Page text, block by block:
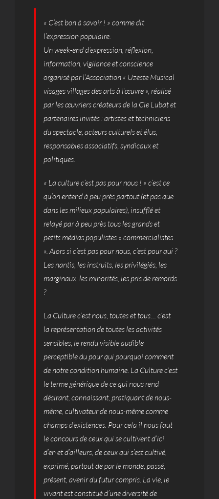
« C’est bon à savoir ! » comme dit
l’expression populaire.
Un week-end d’expression, réflexion,
information, vigilance et conscience
organisé par l’Association « Uzeste Musical
visages villages des arts à l’œuvre », réalisé
par les œuvriers créateurs de la Cie Lubat et
partenaires invités : artistes et techniciens
du spectacle, acteurs culturels et élus,
responsables associatifs, syndicaux et
politiques.
« La culture c’est pas pour nous ! » c’est ce
qu’on entend à peu près partout (et pas que
dans les milieux populaires), insufflé et
relayé par à peu près tous les grands et
petits médias populistes « commercialistes
». Alors si c’est pas pour nous, c’est pour qui ?
Les nantis, les instruits, les privilégiés, les
marginaux, les minorités, les pris de remords
?
La Culture c’est nous, toutes et tous… c’est
la représentation de toutes les activités
sensibles, le rendu visible audible
perceptible du pour qui pourquoi comment
de notre condition humaine. La Culture c’est
le terme générique de ce qui nous rend
désirant, connaissant, pratiquant de nous-
même, cultivateur de nous-même comme
champs d’existences. Pour cela il nous faut
le concours de ceux qui se cultivent d’ici
d’en et d’ailleurs, de ceux qui s’est cultivé,
exprimé, partout de par le monde, passé,
présent, avenir du futur compris. La vie, le
vivant est constitué d’une diversité de